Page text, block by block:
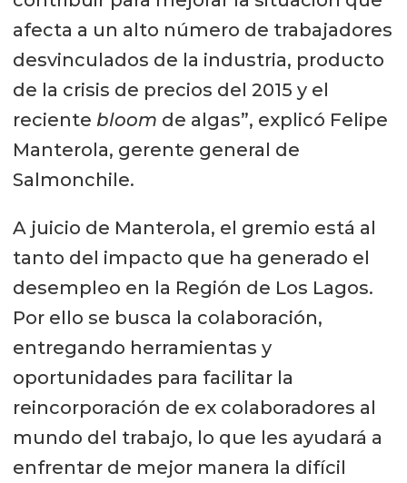
afecta a un alto número de trabajadores
desvinculados de la industria, producto
de la crisis de precios del 2015 y el
reciente bloom de algas”, explicó Felipe
Manterola, gerente general de
Salmonchile.
A juicio de Manterola, el gremio está al
tanto del impacto que ha generado el
desempleo en la Región de Los Lagos.
Por ello se busca la colaboración,
entregando herramientas y
oportunidades para facilitar la
reincorporación de ex colaboradores al
mundo del trabajo, lo que les ayudará a
enfrentar de mejor manera la difícil